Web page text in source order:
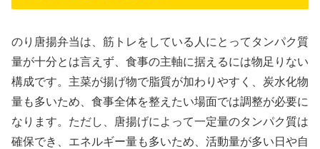
のり唐揚弁当は、筋トレをしている人にとってタンパク質
量が十分とは言えず、食事の主軸に据えるには物足りない
構成です。主菜が揚げ物で脂質が加わりやすく、炭水化物
量も多いため、食事全体を整えたい場面では調整が必要に
なります。ただし、唐揚げによって一定量のタンパク質は
確保でき、エネルギー量も多いため、活動量が多い日や自